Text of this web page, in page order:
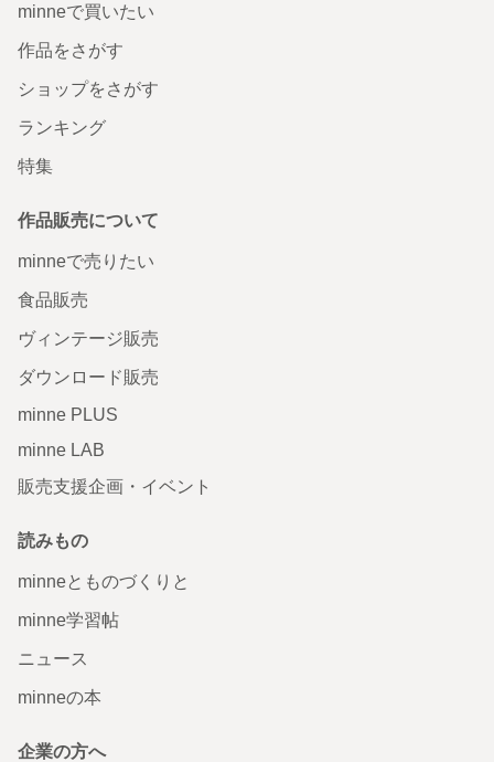
minneで買いたい
作品をさがす
ショップをさがす
ランキング
特集
作品販売について
minneで売りたい
食品販売
ヴィンテージ販売
ダウンロード販売
minne PLUS
minne LAB
販売支援企画・イベント
読みもの
minneとものづくりと
minne学習帖
ニュース
minneの本
企業の方へ